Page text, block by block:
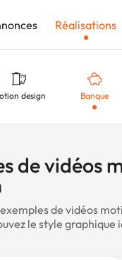
Réalisations
Déposer une annonce
design Banque
Restaurant
de vidéos
de vidéos
le style graphique